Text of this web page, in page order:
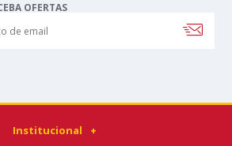
OFERTAS
Institucional